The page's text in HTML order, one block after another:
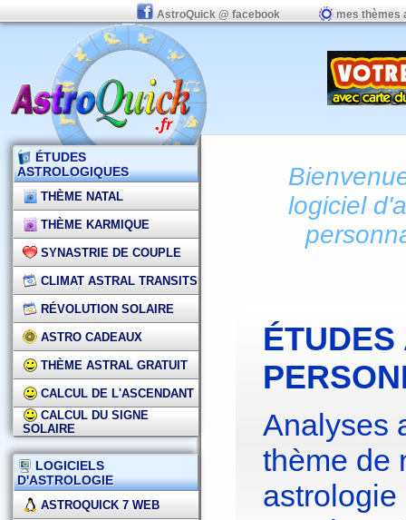
AstroQuick @ facebook mes thèmes
ÉTUDES
ASTROLOGIQUES
THÈME NATAL
THÈME KARMIQUE
SYNASTRIE DE COUPLE
CLIMAT ASTRAL TRANSITS
RÉVOLUTION SOLAIRE
ASTRO CADEAUX
THÈME ASTRAL GRATUIT
CALCUL DE L'ASCENDANT
CALCUL DU SIGNE
SOLAIRE
LOGICIELS
D'ASTROLOGIE
ASTROQUICK 7 WEB
logiciel
Analyses
thème de